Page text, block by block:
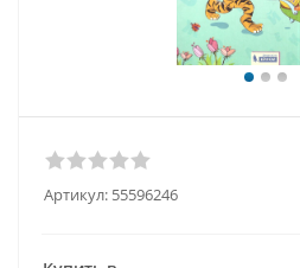
Артикул: 55596246